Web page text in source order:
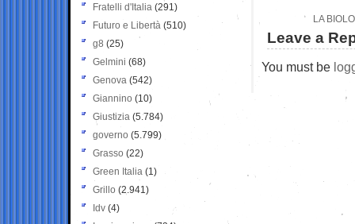
LA
Leave a
You must be
Fratelli d'Italia (291)
Futuro e Libertà (510)
g8 (25)
Gelmini (68)
Genova (542)
Giannino (10)
Giustizia (5.784)
governo (5.799)
Grasso (22)
Green Italia (1)
Grillo (2.941)
Idv (4)